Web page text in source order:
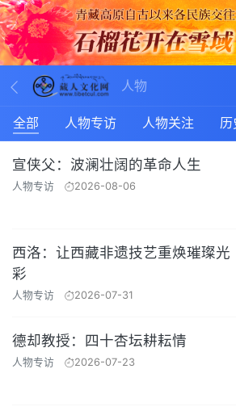
人物
全部 人物专访 人物关注
宣侠父：波澜壮阔的革命人生
人物专访 2026-08-06
西洛：让西藏非遗技艺重焕璀璨光
彩
人物专访 2026-07-31
德却教授：四十杏坛耕耘情
人物专访 2026-07-23